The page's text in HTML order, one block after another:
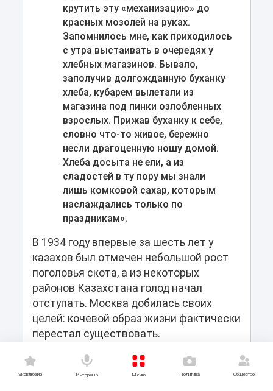
крутить эту «механизацию» до
красных мозолей на руках.
Запомнилось мне, как приходилось
с утра выстаивать в очередях у
хлебных магазинов. Бывало,
заполучив долгожданную буханку
хлеба, кубарем вылетали из
магазина под пинки озлобленных
взрослых. Прижав буханку к себе,
словно что-то живое, бережно
несли драгоценную ношу домой.
Хлеба досыта не ели, а из
сладостей в ту пору мы знали
лишь комковой сахар, которым
наслаждались только по
праздникам».
В 1934 году впервые за шесть лет у
казахов был отмечен небольшой рост
поголовья скота, а из некоторых
районов Казахстана голод начал
отступать. Москва добилась своих
целей: кочевой образ жизни фактически
перестал существовать.
гибели людей земли власти
попытаются превратить в аграрную
Эксклюзив Интервью Меню Политика Общество